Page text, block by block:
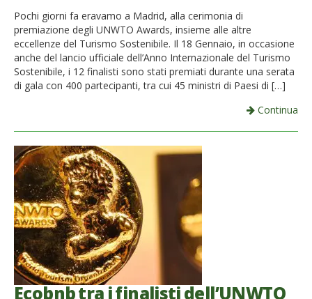
Pochi giorni fa eravamo a Madrid, alla cerimonia di
premiazione degli UNWTO Awards, insieme alle altre
eccellenze del Turismo Sostenibile. Il 18 Gennaio, in occasione
anche del lancio ufficiale dell’Anno Internazionale del Turismo
Sostenibile, i 12 finalisti sono stati premiati durante una serata
di gala con 400 partecipanti, tra cui 45 ministri di Paesi di […]
Continua
Ecobnb tra i finalisti dell’UNWTO